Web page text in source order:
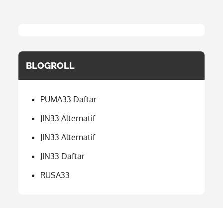
BLOGROLL
PUMA33 Daftar
JIN33 Alternatif
JIN33 Alternatif
JIN33 Daftar
RUSA33